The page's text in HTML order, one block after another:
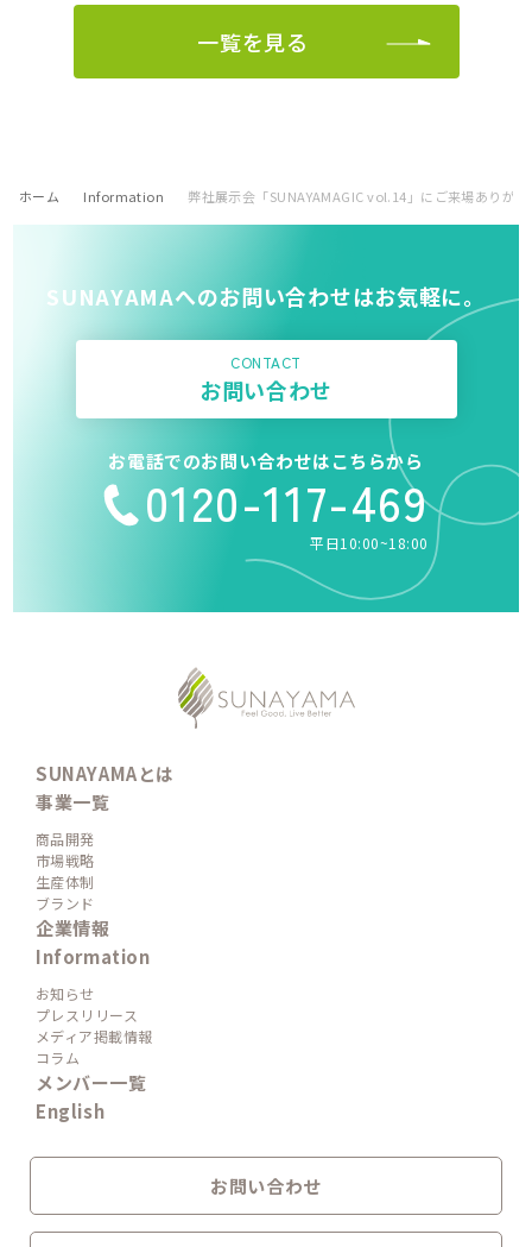
一覧を見る
ホーム Information 弊社展示会「SUNAYAMAGIC vol.14」にご来場ありが
SUNAYAMAへのお問い合わせはお気軽に。
CONTACT
お問い合わせ
お電話でのお問い合わせはこちらから
0120-117-469
平日10:00~18:00
SUNAYAMAとは
事業一覧
商品開発
市場戦略
生産体制
ブランド
企業情報
Information
お知らせ
プレスリリース
メディア掲載情報
コラム
メンバー一覧
English
お問い合わせ